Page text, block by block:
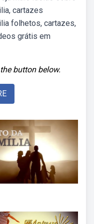
cartazes
folhetos, cartazes,
grátis em
button below.